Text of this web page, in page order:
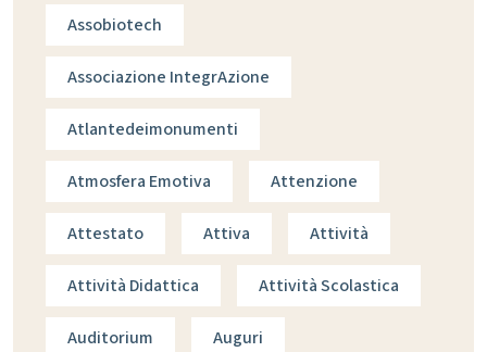
Assobiotech
Associazione IntegrAzione
Atlantedeimonumenti
Atmosfera Emotiva Attenzione
Attestato Attiva Attività
Attività Didattica Attività Scolastica
Auditorium Auguri